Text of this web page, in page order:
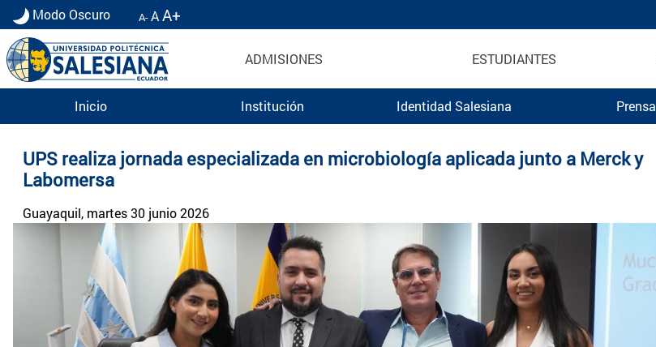
Modo Oscuro A-AA+
ADMISIONES ESTUDIANTES
Inicio Institución Identidad Salesiana Prensa
Noticias UPS | Actualidad Universidad Politécnica Salesiana
UPS realiza jornada especializada en microbiología aplicada junto a Merck y
Labomersa
Guayaquil, martes 30 junio 2026